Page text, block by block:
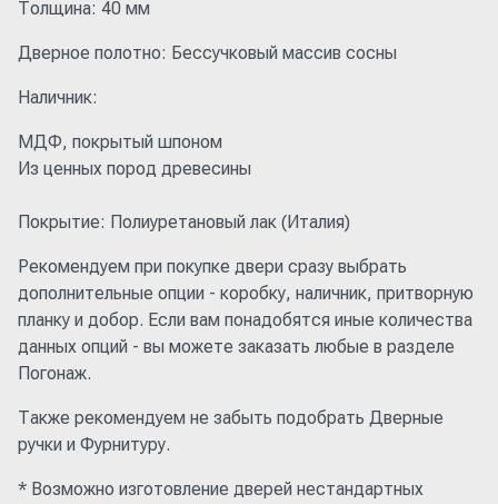
Толщина: 40 мм
Дверное полотно: Бессучковый массив сосны
Наличник:
МДФ, покрытый шпоном
Из ценных пород древесины
Покрытие: Полиуретановый лак (Италия)
Рекомендуем при покупке двери сразу выбрать
дополнительные опции - коробку, наличник, притворную
планку и добор. Если вам понадобятся иные количества
данных опций - вы можете заказать любые в разделе
Погонаж.
Также рекомендуем не забыть подобрать Дверные
ручки и Фурнитуру.
* Возможно изготовление дверей нестандартных